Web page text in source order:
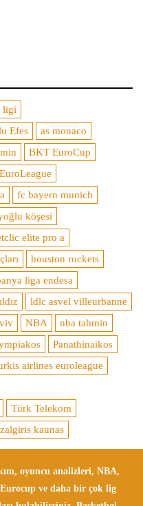
ligi
Efes
as monaco
BKT EuroCup
EuroLeague
fc bayern munich
köşesi
elite pro a
houston rockets
liga endesa
ldlc asvel villeurbanne
NBA
nba tahmin
Panathinaikos
airlines euroleague
Türk Telekom
zalgiris kaunas
oyuncu analizleri, NBA,
ve daha bir çok lig